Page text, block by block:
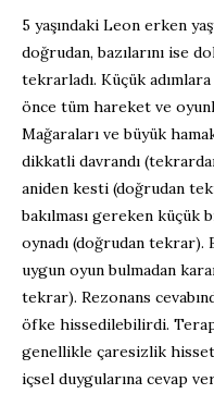
5 yaşındaki Leon erken
doğrudan, bazılarını ise
tekrarladı. Küçük
önce tüm hareket ve
Mağaraları ve büyük
dikkatli davrandı
aniden kesti (doğrudan
bakılması gereken küçük
oynadı (doğrudan tekrar).
uygun oyun bulmadan
tekrar). Rezonans
öfke hissedilebilirdi.
genellikle çaresizlik
içsel duygularına cevap